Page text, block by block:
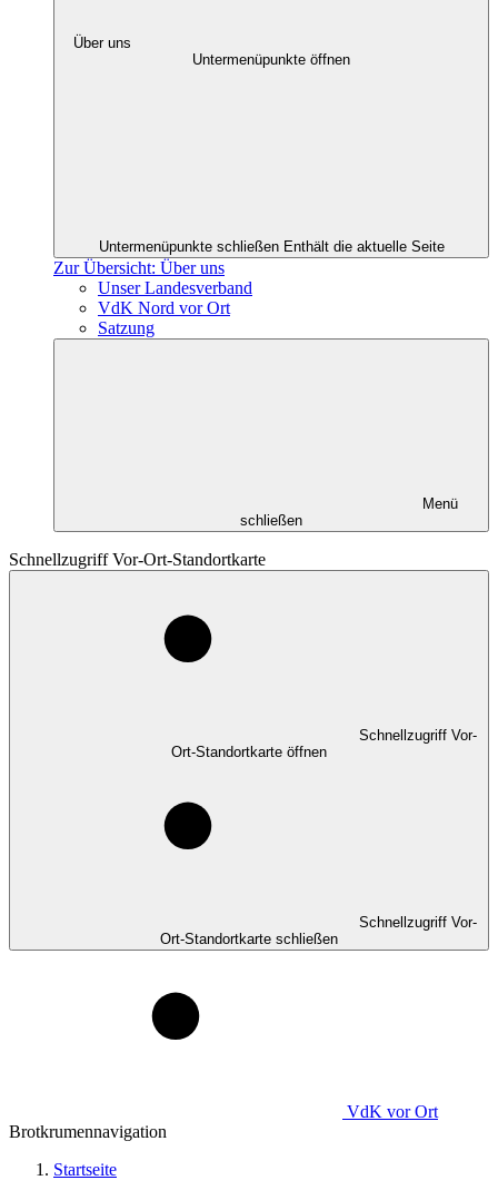
Über uns
Untermenüpunkte öffnen
Untermenüpunkte schließen Enthält die aktuelle Seite
Zur Übersicht: Über uns
Unser Landesverband
VdK Nord vor Ort
Satzung
Menü
schließen
Schnellzugriff Vor-Ort-Standortkarte
Schnellzugriff Vor-
Ort-Standortkarte öffnen
Schnellzugriff Vor-
Ort-Standortkarte schließen
VdK vor Ort
Brotkrumennavigation
Startseite